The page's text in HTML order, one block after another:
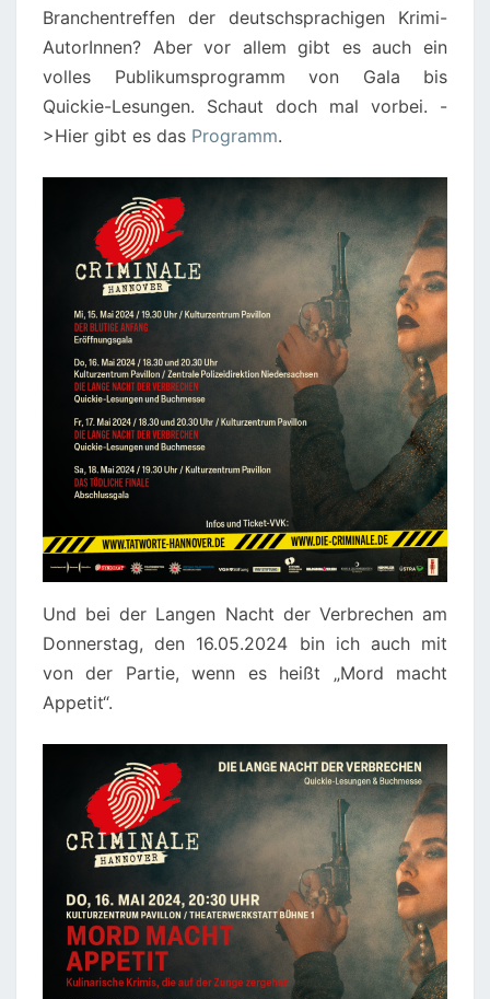
Branchentreffen der deutschsprachigen Krimi-
AutorInnen? Aber vor allem gibt es auch ein
volles Publikumsprogramm von Gala bis
Quickie-Lesungen. Schaut doch mal vorbei. -
>Hier gibt es das Programm.
Und bei der Langen Nacht der Verbrechen am
Donnerstag, den 16.05.2024 bin ich auch mit
von der Partie, wenn es heißt „Mord macht
Appetit“.